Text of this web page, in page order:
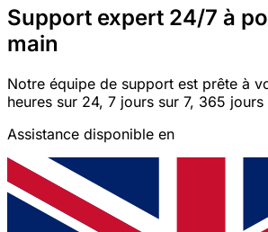
Support expert 24/7 à
main
Notre équipe de support est prête à
heures sur 24, 7 jours sur 7, 365 jours
Assistance disponible en